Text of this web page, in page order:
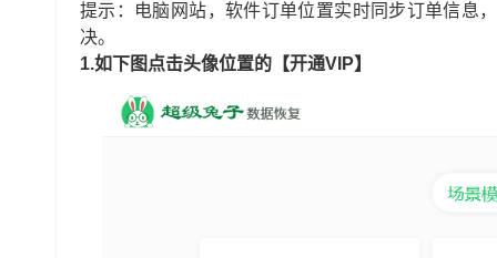
提示：电脑网站，软件订单位置实时同步订单信息
决。
1.如下图点击头像位置的【开通VIP】